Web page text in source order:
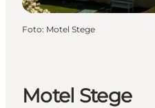
Foto: Motel Stege
Motel Stege